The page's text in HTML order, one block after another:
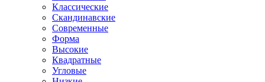
Классические
Скандинавские
Современные
Форма
Высокие
Квадратные
Угловые